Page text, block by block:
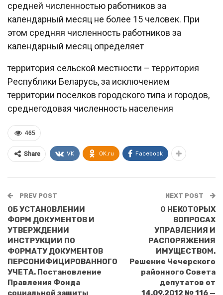
средней численностью работников за
календарный месяц не более 15 человек. При
этом средняя численность работников за
календарный месяц определяет
территория сельской местности – территория
Республики Беларусь, за исключением
территории поселков городского типа и городов,
среднегодовая численность населения
465
Share VK OK.ru Facebook
PREV POST
ОБ УСТАНОВЛЕНИИ
ФОРМ ДОКУМЕНТОВ И
УТВЕРЖДЕНИИ
ИНСТРУКЦИИ ПО
ФОРМАТУ ДОКУМЕНТОВ
ПЕРСОНИФИЦИРОВАННОГО
УЧЕТА. Постановление
Правления Фонда
социальной защиты
NEXT POST
О НЕКОТОРЫХ
ВОПРОСАХ
УПРАВЛЕНИЯ И
РАСПОРЯЖЕНИЯ
ИМУЩЕСТВОМ.
Решение Чечерского
районного Совета
депутатов от
14.09.2012 № 116 —